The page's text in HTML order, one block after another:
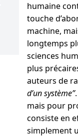
humaine
touche
machine,
longtemps
sciences
plus
auteurs de
d’un système”
mais pour
consiste en
simplement